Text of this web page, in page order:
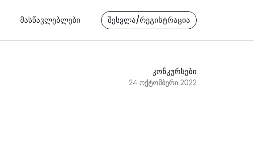
მასწავლებლები შესვლა/რეგისტრაცია
კონკურსები
24 ოქტომბერი 2022